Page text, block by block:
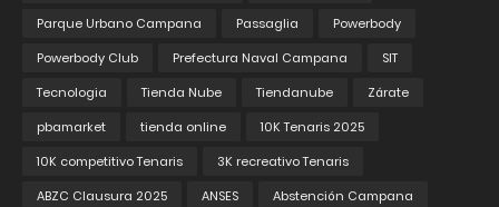
Parque Urbano Campana
Passaglia
Powerbody
Powerbody Club
Prefectura Naval Campana
SIT
Tecnologia
Tienda Nube Tiendanube
Zárate
pbamarket
tienda online
10K Tenaris 2025
10K competitivo Tenaris
3K recreativo Tenaris
ABZC Clausura 2025
ANSES
Abstención Campana